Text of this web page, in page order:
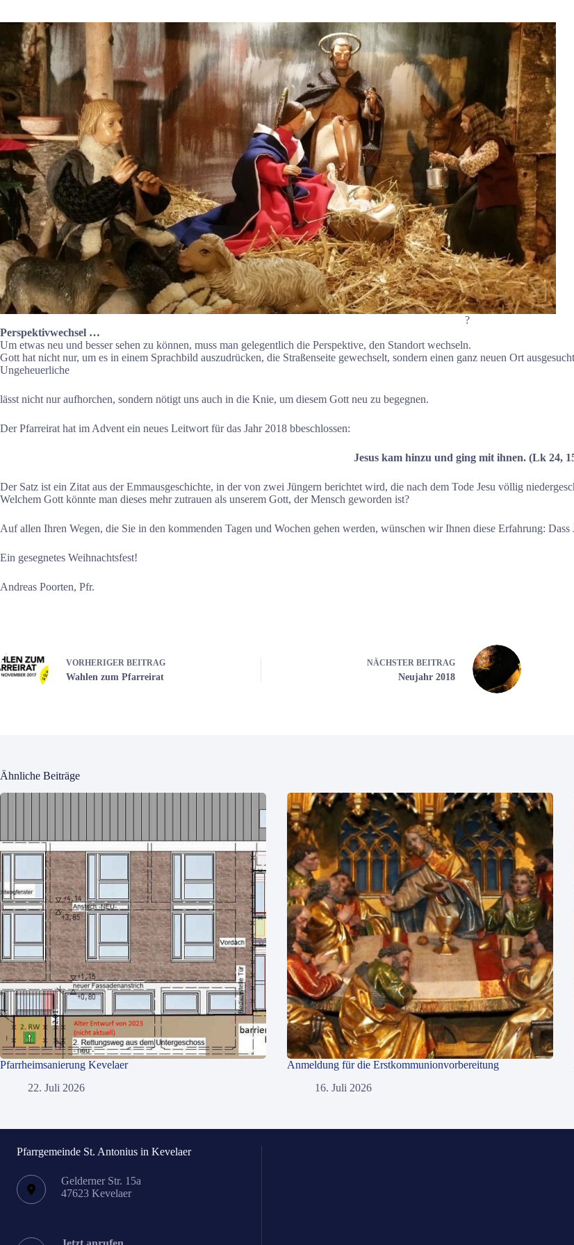
?
Perspektivwechsel …
Um etwas neu und besser sehen zu können, muss man gelegentlich die Perspektive, den Standort wechseln.
Gott hat nicht nur, um es in einem Sprachbild auszudrücken, die Straßenseite gewechselt, sondern einen ganz neuen Ort
Ungeheuerliche
lässt nicht nur aufhorchen, sondern nötigt uns auch in die Knie, um diesem Gott neu zu begegnen.
Der Pfarreirat hat im Advent ein neues Leitwort für das Jahr 2018 bbeschlossen:
Jesus kam hinzu und ging mit ihnen. (Lk 24,
Der Satz ist ein Zitat aus der Emmausgeschichte, in der von zwei Jüngern berichtet wird, die nach dem Tode Jesu völlig
Welchem Gott könnte man dieses mehr zutrauen als unserem Gott, der Mensch geworden ist?
Auf allen Ihren Wegen, die Sie in den kommenden Tagen und Wochen gehen werden, wünschen wir Ihnen diese Erfahrung:
Ein gesegnetes Weihnachtsfest!
Andreas Poorten, Pfr.
VORHERIGER BEITRAG
Wahlen zum Pfarreirat
NÄCHSTER BEITRAG
Neujahr 2018
Ähnliche Beiträge
Pfarrheimsanierung Kevelaer
22. Juli 2026
Anmeldung für die Erstkommunionvorbereitung
16. Juli 2026
Pfarrgemeinde St. Antonius in Kevelaer
Gelderner Str. 15a
47623 Kevelaer